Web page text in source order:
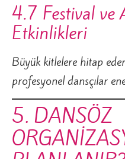
4.7 Festival ve
Etkinlikleri
Büyük kitlelere hitap
profesyonel dansçılar
5. DANSÖZ